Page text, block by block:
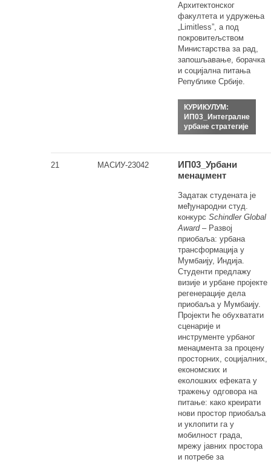
Архитектонског
факултета и удружења
„Limitless”, а под
покровитељством
Министарства за рад,
запошљавање, борачка
и социјална питања
Републике Србије.
КУРИКУЛУМ:
ИП03_Интегралне
урбане стратегије
21 МАСИУ-23042
ИП03_Урбани
менаџмент
Задатак студената је
међународни студ.
конкурс Schindler Global
Award– Развој
приобаља: урбана
трансформација у
Мумбаију, Индија.
Студенти предлажу
визије и урбане пројекте
регенерације дела
приобаља у Мумбаију.
Пројекти ће обухватати
сценарије и
инструменте урбаног
менаџмента за процену
просторних, социјалних,
економских и
еколошких ефеката у
тражењу одговора на
питање: како креирати
нови простор приобаља
и уклопити га у
мобилност града,
мрежу јавних простора
и потребе за